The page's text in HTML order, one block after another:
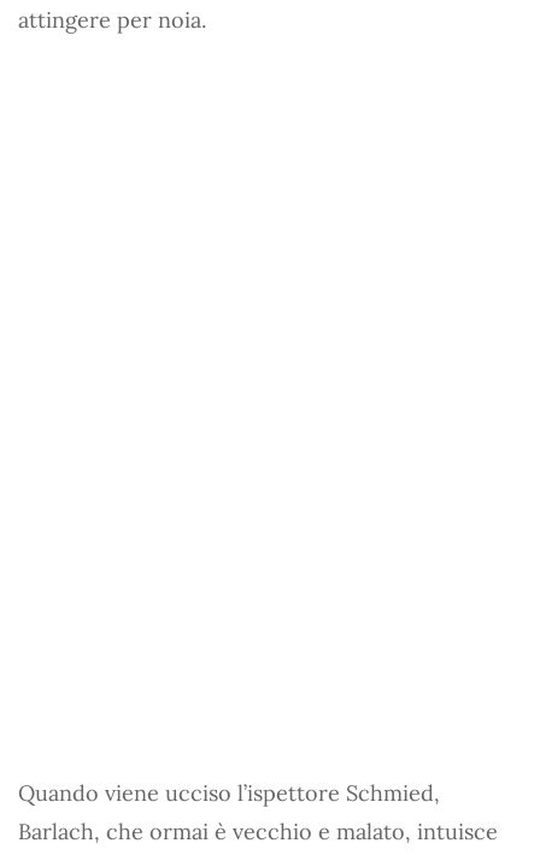
attingere per noia.
Quando viene ucciso l’ispettore Schmied,
Barlach, che ormai è vecchio e malato, intuisce